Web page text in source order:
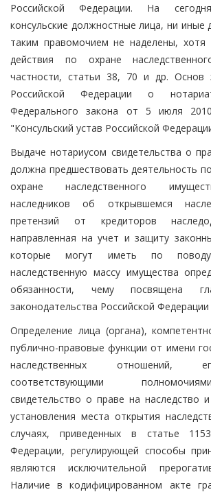
Российской Федерации. На
консульские должностные лица, ни иные
таким правомочием не наделены,
действия по охране
частности, статьи 38, 70 и др. Основ
Российской Федерации о
Федерального закона от 5 июля
"Консульский устав Российской
Выдаче нотариусом свидетельства о
должна предшествовать деятельность
охране наследственного
наследников об открывшемся
претензий от кредиторов
направленная на учет и защиту
которые могут иметь по
наследственную массу имущества
обязанности, чему посвящена
законодательства Российской
Определение лица (органа),
публично-правовые функции от имени
наследственных отношений,
соответствующими
свидетельство о праве на наследство
установления места открытия
случаях, приведенных в статье
Федерации, регулирующей способы
являются исключительной
Наличие в кодифицированном акте